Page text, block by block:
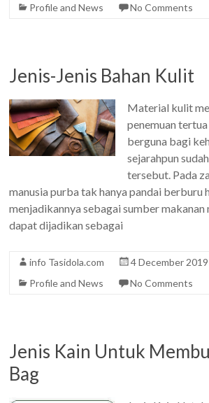
Profile and News
No Comments
Jenis-Jenis Bahan Kulit
Material kulit
penemuan
berguna bagi
sejarahpun
tersebut. Pada
manusia purba tak hanya pandai berburu
menjadikannya sebagai sumber makanan
dapat dijadikan sebagai
info Tasidola.com
4 December 2019
Profile and News
No Comments
Jenis Kain Untuk
Bag